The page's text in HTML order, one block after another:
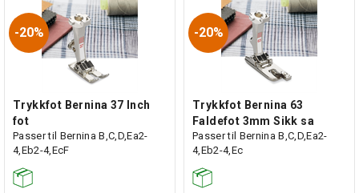
20%
Trykkfot Bernina 37 Inch
fot
Passer til Bernina B,C,D,Ea2-
4,Eb2-4,EcF
20%
Trykkfot Bernina 63
Faldefot 3mm Sikk sa
Passer til Bernina B,C,D,Ea2-
4,Eb2-4,Ec